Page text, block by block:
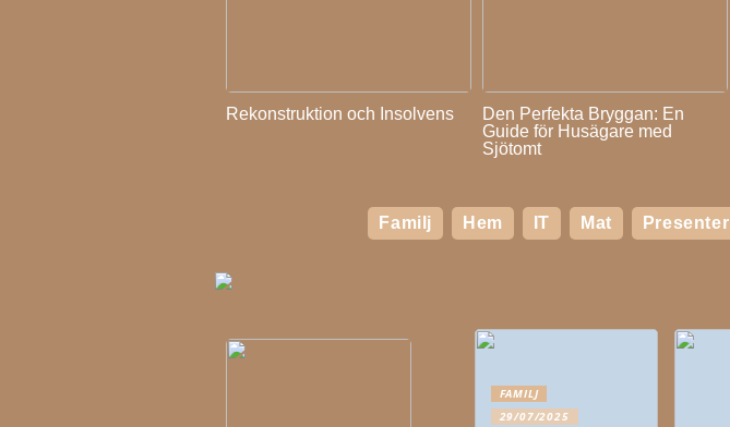
Rekonstruktion och Insolvens
Den Perfekta Bryggan: En
Guide för Husägare med
Sjötomt
Familj Hem IT Mat Presenter
FAMILJ
29/07/2025